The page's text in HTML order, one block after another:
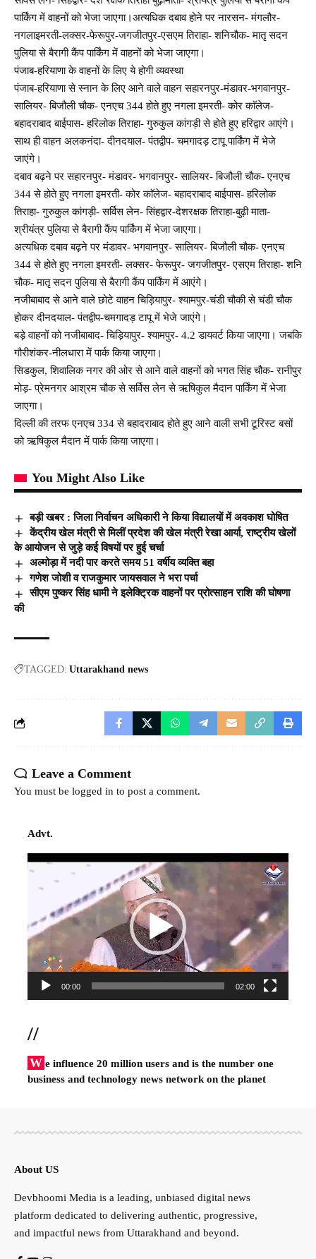
पार्किंग में वाहनों को भेजा जाएगा।अत्यधिक दबाव होने पर नारसन- मंगलौर-
नगलाइमरती-लक्सर-फेरूपुर-जगजीतपुर-एसएम तिराहा- शनिचौक- मातृ सदन
पुलिया से बैरागी कैंप पार्किंग में वाहनों को भेजा जाएगा।
पंजाब-हरियाणा के वाहनों के लिए ये होगी व्यवस्था
पंजाब-हरियाणा से स्नान के लिए आने वाले वाहन सहारनपुर-मंडावर-भगवानपुर-
सालियर- बिजौली चौक- एनएच 344 होते हुए नगला इमरती- कोर काॅलेज-
बहादराबाद बाईपास- हरिलोक तिराहा- गुरुकुल कांगड़ी से होते हुए हरिद्वार आएंगे।
साथ ही वाहन अलकनंदा- दीनदयाल- पंतद्वीप- चमगादड़ टापू पार्किंग में भेजे
जाएंगे।
दबाव बढ़ने पर सहारनपुर- मंडावर- भगवानपुर- सालियर- बिजौली चौक- एनएच
344 से होते हुए नगला इमरती- कोर काॅलेज- बहादराबाद बाईपास- हरिलोक
तिराहा- गुरुकुल कांगड़ी- सर्विस लेन- सिंहद्वार-देशरक्षक तिराहा-बुढ़ी माता-
श्रीयंत्र पुलिया से बैरागी कैंप पार्किंग में भेजा जाएगा।
अत्यधिक दबाव बढ़ने पर मंडावर- भगवानपुर- सालियर- बिजौली चौक- एनएच
344 से होते हुए नगला इमरती- लक्सर- फेरूपुर- जगजीतपुर- एसएम तिराहा- शनि
चौक- मातृ सदन पुलिया से बैरागी कैंप पार्किंग में आएंगे।
नजीबाबाद से आने वाले छोटे वाहन चिड़ियापुर- श्यामपुर-चंडी चौकी से चंडी चौक
होकर दीनदयाल- पंतद्वीप-चमगादड़ टापू में भेजे जाएंगे।
बड़े वाहनों को नजीबाबाद- चिड़ियापुर- श्यामपुर- 4.2 डायवर्ट किया जाएगा। जबकि
गौरीशंकर-नीलधारा में पार्क किया जाएगा।
सिडकुल, शिवालिक नगर की ओर से आने वाले वाहनों को भगत सिंह चौक- रानीपुर
मोड़- प्रेमनगर आश्रम चौक से सर्विस लेन से ऋषिकुल मैदान पार्किंग में भेजा
जाएगा।
दिल्ली की तरफ एनएच 334 से बहादराबाद होते हुए आने वाली सभी टूरिस्ट बसों
को ऋषिकुल मैदान में पार्क किया जाएगा।
You Might Also Like
बड़ी खबर : जिला निर्वाचन अधिकारी ने किया विद्यालयों में अवकाश घोषित
केंद्रीय खेल मंत्री से मिलीं प्रदेश की खेल मंत्री रेखा आर्या, राष्ट्रीय खेलों
के आयोजन से जुड़े कई विषयों पर हुई चर्चा
अल्मोड़ा में नदी पार करते समय 51 वर्षीय व्यक्ति बहा
गणेश जोशी व राजकुमार जायसवाल ने भरा पर्चा
सीएम पुष्कर सिंह धामी ने इलेक्ट्रिक वाहनों पर प्रोत्साहन राशि की घोषणा
की
TAGGED: Uttarakhand news
Leave a Comment
You must be logged in to post a comment.
Advt.
Video
00:00 02:00
//
W e influence 20 million users and is the number one
business and technology news network on the planet
About US
Devbhoomi Media is a leading, unbiased digital news
platform dedicated to delivering authentic, progressive,
and impactful news from Uttarakhand and beyond.